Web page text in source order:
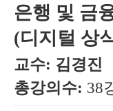
은행 및 금
(디지털 상
교수: 김경진
총강의수: 38